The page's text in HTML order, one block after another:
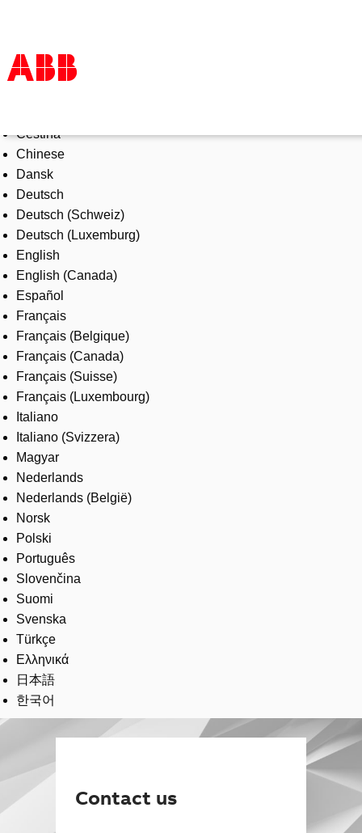
Products & Solutions
Industries
Services
About us
Where to buy
Contact us
Careers
Čeština
Chinese
Dansk
Deutsch
Deutsch (Schweiz)
Deutsch (Luxemburg)
English
English (Canada)
Español
Français
Français (Belgique)
Français (Canada)
Français (Suisse)
Français (Luxembourg)
Italiano
Italiano (Svizzera)
Magyar
Nederlands
Nederlands (België)
Norsk
Polski
Português
Slovenčina
Suomi
Svenska
Türkçe
Ελληνικά
日本語
한국어
Contact us